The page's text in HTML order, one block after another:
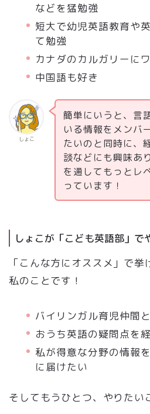
などを猛勉強
短大で幼児英語教育や
て勉強
カナダのカルガリーに
中国語も好き
しょこ
簡単にいうと、言
いる情報をメンバ
たいのと同時に、
談などにも興味あ
を通してもっとレ
っています！
しょこが「こども英語部」で
「こんな方にオススメ」で
私のことです！
バイリンガル育児仲間
おうち英語の疑問点を
私が得意な分野の情報
に届けたい
そしてもうひとつ、やりたい